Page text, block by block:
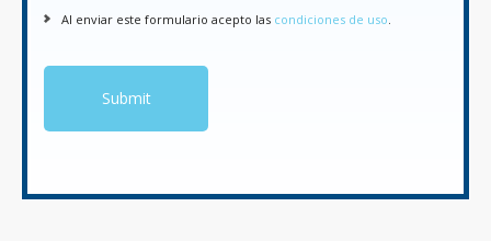
Al enviar este formulario acepto las condiciones de uso